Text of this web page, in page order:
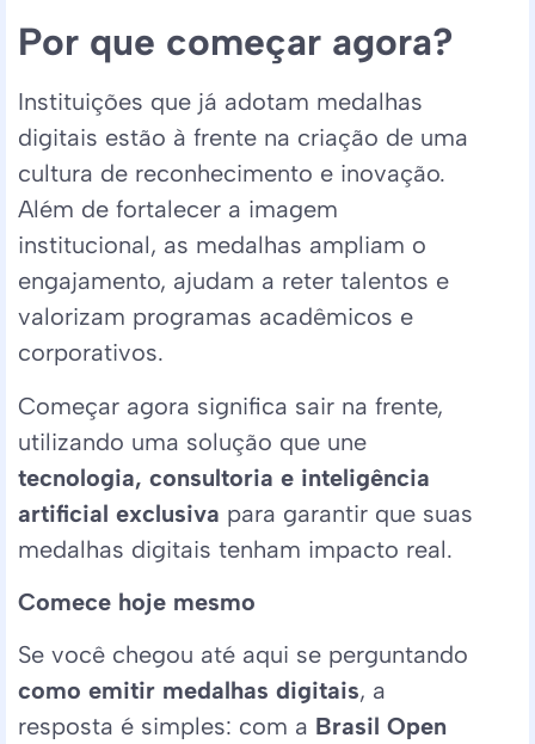
Por que começar agora?
Instituições que já adotam medalhas
digitais estão à frente na criação de uma
cultura de reconhecimento e inovação.
Além de fortalecer a imagem
institucional, as medalhas ampliam o
engajamento, ajudam a reter talentos e
valorizam programas acadêmicos e
corporativos.
Começar agora significa sair na frente,
utilizando uma solução que une
tecnologia, consultoria e inteligência
artificial exclusiva para garantir que suas
medalhas digitais tenham impacto real.
Comece hoje mesmo
Se você chegou até aqui se perguntando
como emitir medalhas digitais, a
resposta é simples: com a Brasil Open